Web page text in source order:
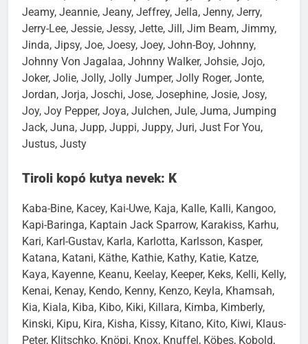
Janosch, Jasmine, Jasper, Jay Jay, Jaya, Jayz, Jazz,
Jeamy, Jeannie, Jeany, Jeffrey, Jella, Jenny, Jerry,
Jerry-Lee, Jessie, Jessy, Jette, Jill, Jim Beam, Jimmy,
Jinda, Jipsy, Joe, Joesy, Joey, John-Boy, Johnny,
Johnny Von Jagalaa, Johnny Walker, Johsie, Jojo,
Joker, Jolie, Jolly, Jolly Jumper, Jolly Roger, Jonte,
Jordan, Jorja, Joschi, Jose, Josephine, Josie, Josy,
Joy, Joy Pepper, Joya, Julchen, Jule, Juma, Jumping
Jack, Juna, Jupp, Juppi, Juppy, Juri, Just For You,
Kaba-Bine, Kacey, Kai-Uwe, Kaja, Kalle, Kalli, Kangoo,
Kapi-Baringa, Kaptain Jack Sparrow, Karakiss, Karhu,
Kari, Karl-Gustav, Karla, Karlotta, Karlsson, Kasper,
Katana, Katani, Käthe, Kathie, Kathy, Katie, Katze,
Kaya, Kayenne, Keanu, Keelay, Keeper, Keks, Kelli, Kelly,
Kenai, Kenay, Kendo, Kenny, Kenzo, Keyla, Khamsah,
Kia, Kiala, Kiba, Kibo, Kiki, Killara, Kimba, Kimberly,
Kinski, Kipu, Kira, Kisha, Kissy, Kitano, Kito, Kiwi, Klaus-